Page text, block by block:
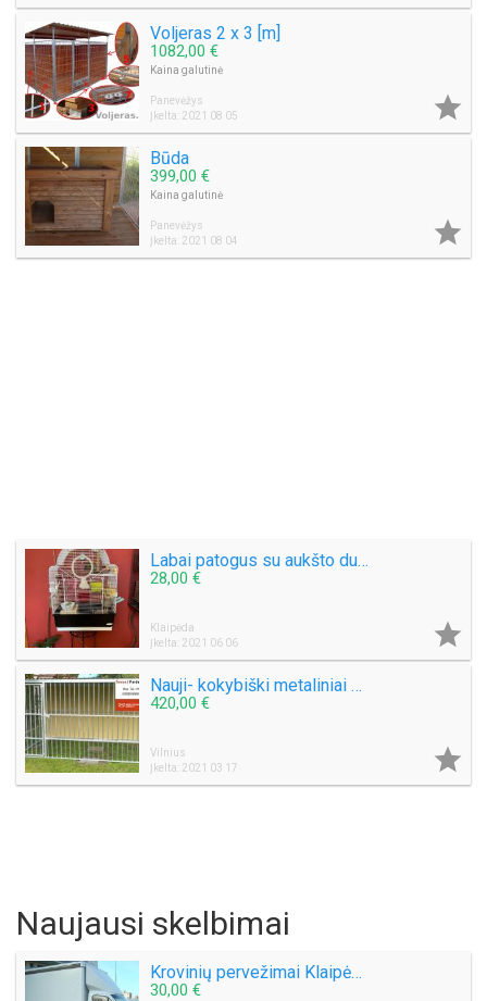
Voljeras 2 x 3 [m]
1082,00 €
Kaina galutinė
Panevėžys
Įkelta: 2021 08 05

Būda
399,00 €
Kaina galutinė
Panevėžys
Įkelta: 2021 08 04

Labai patogus su aukšto dugno narvas pauksčiam
28,00 €
Klaipėda
Įkelta: 2021 06 06

Nauji- kokybiški metaliniai voljerai, visa Lietuva.
420,00 €
Vilnius
Įkelta: 2021 03 17

Naujausi skelbimai
Krovinių pervežimai Klaipėdoje ir po Lietuvą +37068651253
30,00 €